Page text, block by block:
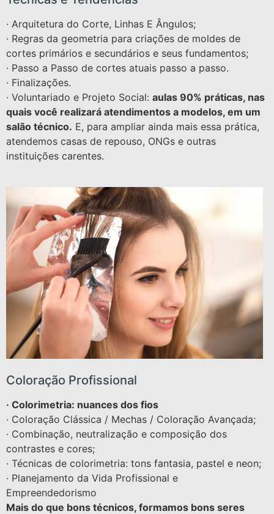
· Arquitetura do Corte, Linhas E Ângulos;
· Regras da geometria para criações de moldes de
cortes primários e secundários e seus fundamentos;
· Passo a Passo de cortes atuais passo a passo.
· Finalizações.
· Voluntariado e Projeto Social: aulas 90% práticas, nas
quais você realizará atendimentos a modelos, em um
salão técnico. E, para ampliar ainda mais essa prática,
atendemos casas de repouso, ONGs e outras
instituições carentes.
Coloração Profissional
· Colorimetria: nuances dos fios
· Coloração Clássica / Mechas / Coloração Avançada;
· Combinação, neutralização e composição dos
contrastes e cores;
· Técnicas de colorimetria: tons fantasia, pastel e neon;
· Planejamento da Vida Profissional e
Empreendedorismo
Mais do que bons técnicos, formamos bons seres